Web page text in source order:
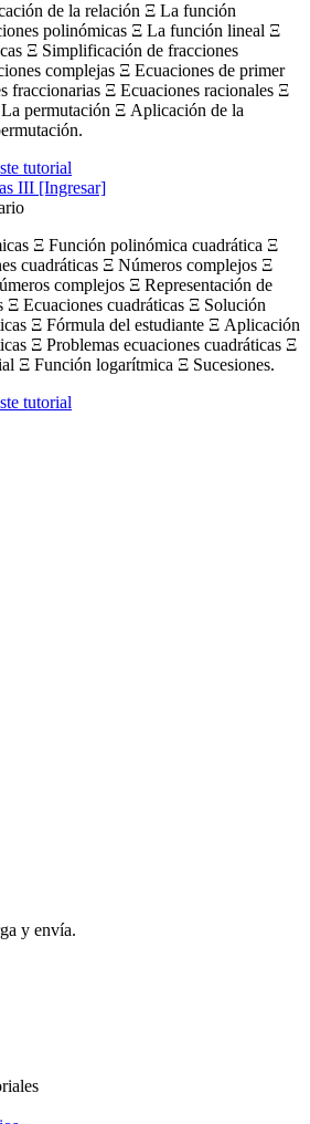
de la relación Ξ La función
polinómicas Ξ La función lineal Ξ
Ξ Simplificación de fracciones
complejas Ξ Ecuaciones de primer
fraccionarias Ξ Ecuaciones racionales Ξ
permutación Ξ Aplicación de la
tutorial
III [Ingresar]
Ξ Función polinómica cuadrática Ξ
cuadráticas Ξ Números complejos Ξ
complejos Ξ Representación de
Ξ Ecuaciones cuadráticas Ξ Solución
Ξ Fórmula del estudiante Ξ Aplicación
Ξ Problemas ecuaciones cuadráticas Ξ
Ξ Función logarítmica Ξ Sucesiones.
tutorial
y envía.